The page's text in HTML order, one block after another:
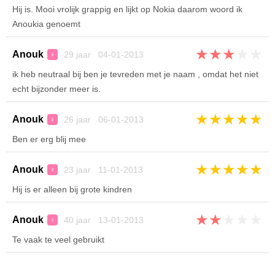
Hij is. Mooi vrolijk grappig en lijkt op Nokia daarom woord ik
Anoukia genoemt
Anouk ♀ 29 jaar 04-01-2013 ★★★
ik heb neutraal bij ben je tevreden met je naam , omdat het niet
echt bijzonder meer is.
Anouk ♀ 26 jaar 06-01-2013 ★★★★★
Ben er erg blij mee
Anouk ♀ 23 jaar 11-01-2013 ★★★★★
Hij is er alleen bij grote kindren
Anouk ♀ 40 jaar 13-01-2013 ★★
Te vaak te veel gebruikt